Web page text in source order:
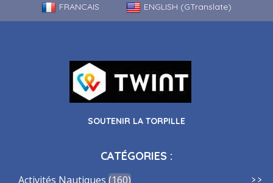
FRANCAIS
ENGLISH (GTranslate)
SOUTENIR LA TORPILLE
CATÉGORIES :
Activités Nautiques 160